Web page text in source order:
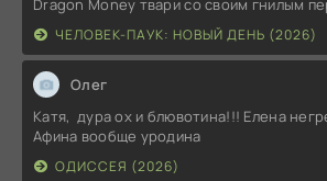
Dragon Money твари со своим гнилым
ЧЕЛОВЕК-ПАУК: НОВЫЙ ДЕНЬ (2026)
Олег
Катя, дура ох и блювотина!!! Елена
Афина вообще уродина
ОДИССЕЯ (2026)